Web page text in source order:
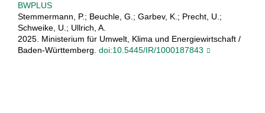
BWPLUS
Stemmermann, P.; Beuchle, G.; Garbev, K.; Precht, U.;
Schweike, U.; Ullrich, A.
2025. Ministerium für Umwelt, Klima und Energiewirtschaft /
Baden-Württemberg. doi:10.5445/IR/1000187843